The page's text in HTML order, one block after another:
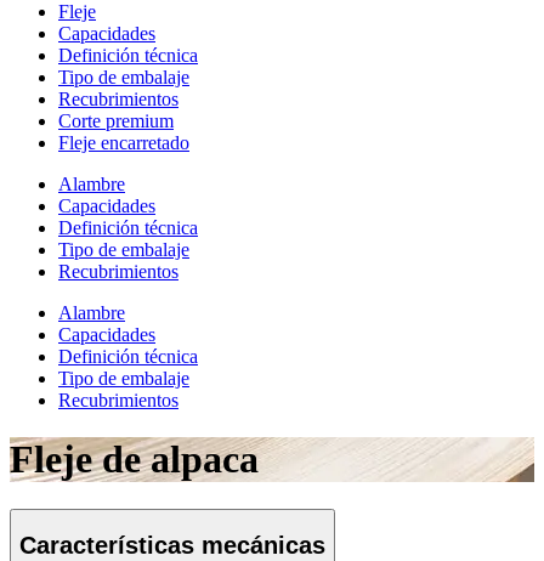
Fleje
Capacidades
Definición técnica
Tipo de embalaje
Recubrimientos
Corte premium
Fleje encarretado
Alambre
Capacidades
Definición técnica
Tipo de embalaje
Recubrimientos
Alambre
Capacidades
Definición técnica
Tipo de embalaje
Recubrimientos
Fleje de alpaca
Características mecánicas